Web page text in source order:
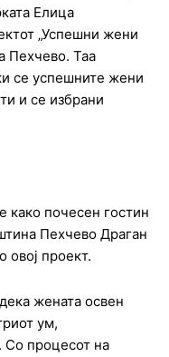
Елица
„Успешни жени
Пехчево. Таа
се успешните жени
и се избрани
како почесен гостин
Пехчево Драган
овој проект.
жената освен
ум,
Со процесот на